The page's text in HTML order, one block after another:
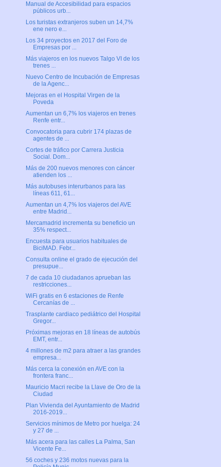
Manual de Accesibilidad para espacios
públicos urb...
Los turistas extranjeros suben un 14,7%
ene nero e...
Los 34 proyectos en 2017 del Foro de
Empresas por ...
Más viajeros en los nuevos Talgo VI de los
trenes ...
Nuevo Centro de Incubación de Empresas
de la Agenc...
Mejoras en el Hospital Virgen de la
Poveda
Aumentan un 6,7% los viajeros en trenes
Renfe entr...
Convocatoria para cubrir 174 plazas de
agentes de ...
Cortes de tráfico por Carrera Justicia
Social. Dom...
Más de 200 nuevos menores con cáncer
atienden los ...
Más autobuses interurbanos para las
líneas 611, 61...
Aumentan un 4,7% los viajeros del AVE
entre Madrid...
Mercamadrid incrementa su beneficio un
35% respect...
Encuesta para usuarios habituales de
BiciMAD. Febr...
Consulta online el grado de ejecución del
presupue...
7 de cada 10 ciudadanos aprueban las
restricciones...
WiFi gratis en 6 estaciones de Renfe
Cercanías de ...
Trasplante cardiaco pediátrico del Hospital
Gregor...
Próximas mejoras en 18 líneas de autobús
EMT, entr...
4 millones de m2 para atraer a las grandes
empresa...
Más cerca la conexión en AVE con la
frontera franc...
Mauricio Macri recibe la Llave de Oro de la
Ciudad
Plan Vivienda del Ayuntamiento de Madrid
2016-2019...
Servicios mínimos de Metro por huelga: 24
y 27 de ...
Más acera para las calles La Palma, San
Vicente Fe...
56 coches y 236 motos nuevas para la